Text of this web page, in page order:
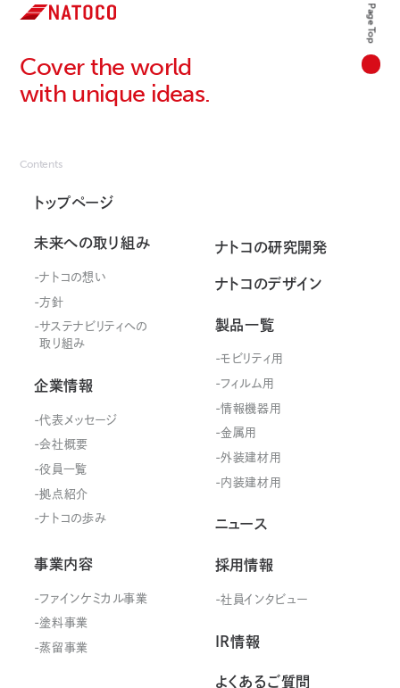
Cover the world
with unique ideas.
Contents
トップページ
未来への取り組み
ナトコの想い
方針
サステナビリティ への
取り組み
企業情報
代表メッセージ
会社概要
役員一覧
拠点紹介
ナトコの歩み
事業内容
ファインケミカル事業
塗料事業
蒸留事業
ナトコの研究開発
ナトコのデザイン
製品一覧
モビリティ用
フィルム用
情報機器用
金属用
外装建材用
内装建材用
ニュース
採用情報
社員インタビュー
IR情報
よくあるご質問
Page Top